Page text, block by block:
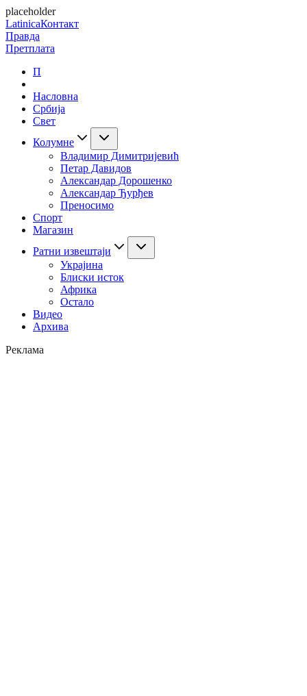
placeholder
LatinicaКонтакт
Правда
Претплата
П
Насловна
Србија
Свет
Колумне
Владимир Димитријевић
Петар Давидов
Александар Дорошенко
Александар Ђурђев
Преносимо
Спорт
Магазин
Ратни извештаји
Украјина
Блиски исток
Африка
Остало
Видео
Архива
Реклама